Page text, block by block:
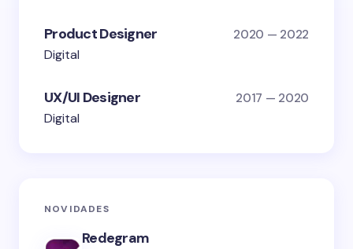
Product Designer 2020 — 2022
Digital
UX/UI Designer 2017 — 2020
Digital
NOVIDADES
Redegram